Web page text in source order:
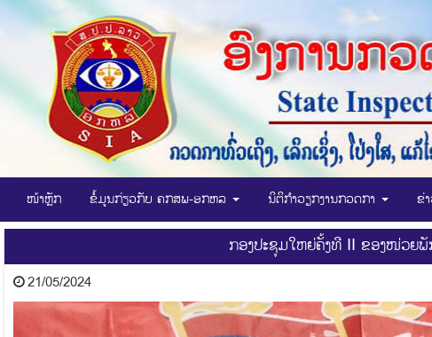
ໜ້າຫຼັກ ຂໍ້ມູນກ່ຽວກັບ ຄກສພ-ອກຫລ ນິຕິກໍາວຽກງານກວດກາ ຂ່
ກອງປະຊຸມໃຫຍ່ຄັ້ງທີ II ຂອງໜ່ວຍພັ
21/05/2024